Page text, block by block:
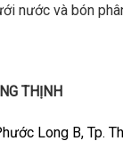
nước và bón
THỊNH
Long B, Tp.